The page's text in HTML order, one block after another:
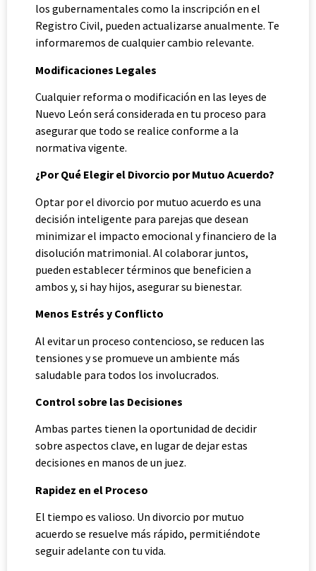
los gubernamentales como la inscripción en el
Registro Civil, pueden actualizarse anualmente. Te
informaremos de cualquier cambio relevante.
Modificaciones Legales
Cualquier reforma o modificación en las leyes de
Nuevo León será considerada en tu proceso para
asegurar que todo se realice conforme a la
normativa vigente.
¿Por Qué Elegir el Divorcio por Mutuo Acuerdo?
Optar por el divorcio por mutuo acuerdo es una
decisión inteligente para parejas que desean
minimizar el impacto emocional y financiero de la
disolución matrimonial. Al colaborar juntos,
pueden establecer términos que beneficien a
ambos y, si hay hijos, asegurar su bienestar.
Menos Estrés y Conflicto
Al evitar un proceso contencioso, se reducen las
tensiones y se promueve un ambiente más
saludable para todos los involucrados.
Control sobre las Decisiones
Ambas partes tienen la oportunidad de decidir
sobre aspectos clave, en lugar de dejar estas
decisiones en manos de un juez.
Rapidez en el Proceso
El tiempo es valioso. Un divorcio por mutuo
acuerdo se resuelve más rápido, permitiéndote
seguir adelante con tu vida.